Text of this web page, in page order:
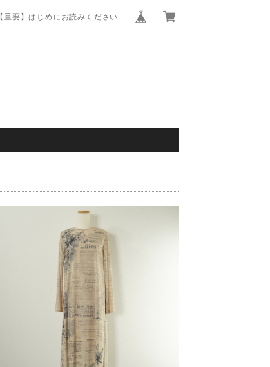
【重要】はじめにお読みください